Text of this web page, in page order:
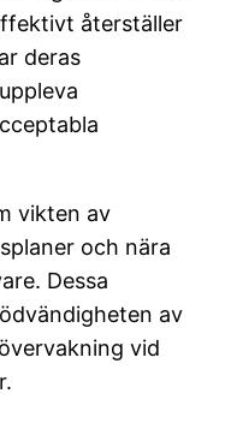
återställer
deras
vikten av
och nära
Dessa
av
vid